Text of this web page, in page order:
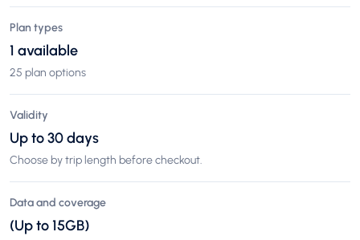
Plan types
1 available
25 plan options
Validity
Up to 30 days
Choose by trip length before checkout.
Data and coverage
(Up to 15GB)